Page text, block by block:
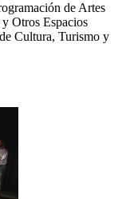
de Artes
Otros Espacios
Cultura, Turismo y